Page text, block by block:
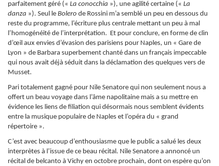
parfaitement géré (« La conocchia »), une agilité certaine (« La
danza »). Seul le Bolero de Rossini m’a semblé un peu en dessous du
reste du programme, l’écriture plus centrale mettant un peu à mal
l’homogénéité de l’interprétation. Et pour conclure, en forme de clin
d’œil aux envies d’évasion des parisiens pour Naples, un « Gare de
Lyon » de Barbara superbement chanté dans un français impeccable
qui nous avait déjà séduit dans la déclamation des quelques vers de
Musset.
Pari totalement gagné pour Nile Senatore qui non seulement nous a
offert un beau voyage dans l’âme napolitaine mais a su mettre en
évidence les liens de filiation qui désormais nous semblent évidents
entre la musique populaire de Naples et l’opéra du « grand
répertoire ».
C’est avec beaucoup d’enthousiasme que le public a salué les deux
interprètes à l’issue de ce beau récital. Nile Senatore a annoncé un
récital de belcanto à Vichy en octobre prochain, dont on espère qu’on